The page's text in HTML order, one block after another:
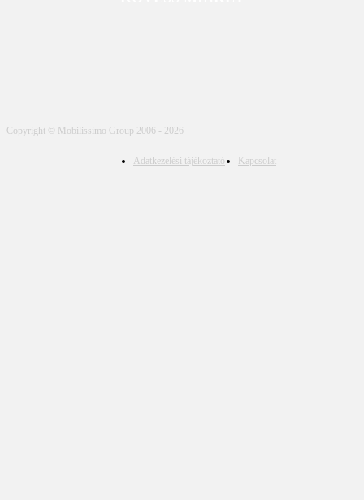
Copyright © Mobilissimo Group 2006 - 2026
Adatkezelési tájékoztató Kapcsolat